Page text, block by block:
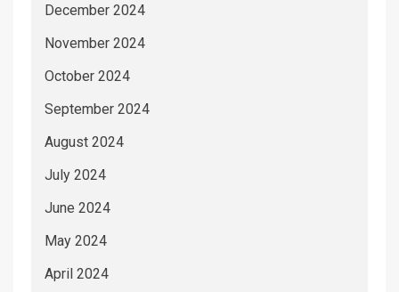
December 2024
November 2024
October 2024
September 2024
August 2024
July 2024
June 2024
May 2024
April 2024